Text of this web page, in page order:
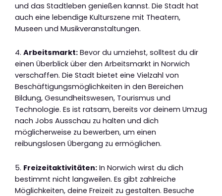
und das Stadtleben genießen kannst. Die Stadt hat
auch eine lebendige Kulturszene mit Theatern,
Museen und Musikveranstaltungen.
4. Arbeitsmarkt: Bevor du umziehst, solltest du dir
einen Überblick über den Arbeitsmarkt in Norwich
verschaffen. Die Stadt bietet eine Vielzahl von
Beschäftigungsmöglichkeiten in den Bereichen
Bildung, Gesundheitswesen, Tourismus und
Technologie. Es ist ratsam, bereits vor deinem Umzug
nach Jobs Ausschau zu halten und dich
möglicherweise zu bewerben, um einen
reibungslosen Übergang zu ermöglichen.
5. Freizeitaktivitäten: In Norwich wirst du dich
bestimmt nicht langweilen. Es gibt zahlreiche
Möglichkeiten, deine Freizeit zu gestalten. Besuche